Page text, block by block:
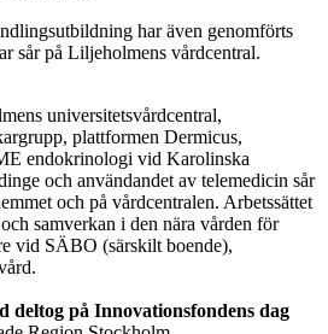
har även genomförts
sår på Liljeholmens vårdcentral.
universitetsvårdcentral,
plattformen Dermicus,
endokrinologi vid Karolinska
och användandet av telemedicin sår
och på vårdcentralen. Arbetssättet
samverkan i den nära vården för
vid SÄBO (särskilt boende),
deltog på Innovationsfondens dag